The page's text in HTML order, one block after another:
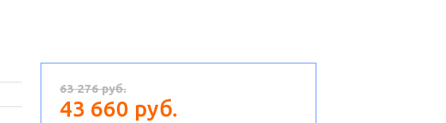
63 276 руб.
43 660 руб.